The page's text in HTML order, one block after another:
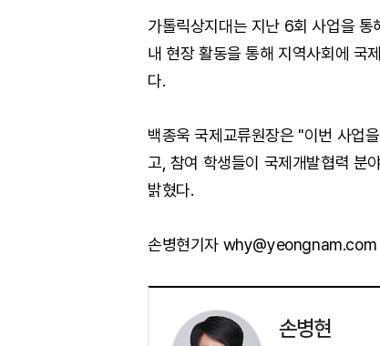
가톨릭상지대는 지난 6회 사업을
내 현장 활동을 통해 지역사회에 국
다.
백종욱 국제교류원장은 "이번 사업
고, 참여 학생들이 국제개발협력 분
밝혔다.
손병현기자 why@yeongnam.com
손병현